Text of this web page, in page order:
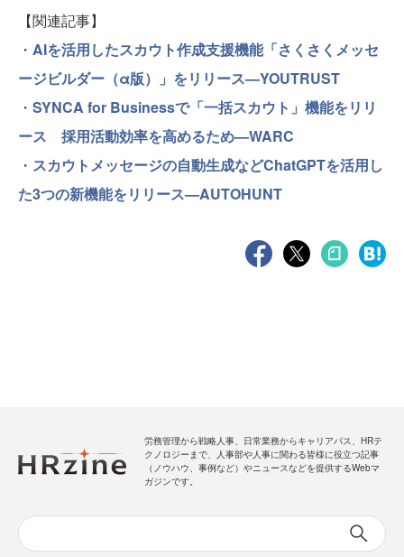
【関連記事】
・ AIを活用したスカウト作成支援機能「さくさくメッセ
ージビルダー（α版）」をリリース—YOUTRUST
・ SYNCA for Businessで「一括スカウト」機能をリリ
ース 採用活動効率を高めるため—WARC
・ スカウトメッセージの自動生成などChatGPTを活用し
た3つの新機能をリリース—AUTOHUNT
労務管理から戦略人事、日常業務からキャリアパス、HRテ
クノロジーまで、人事部や人事に関わる皆様に役立つ記事
（ノウハウ、事例など）やニュースなどを提供するWebマ
ガジンです。